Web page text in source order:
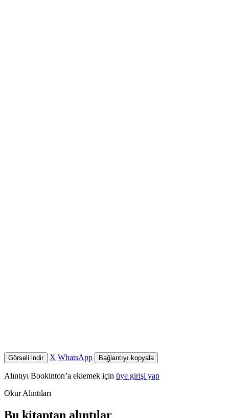
Görseli indir X WhatsApp Bağlantıyı kopyala
Alıntıyı Bookinton’a eklemek için üye girişi yap
Okur Alıntıları
Bu kitaptan alıntılar